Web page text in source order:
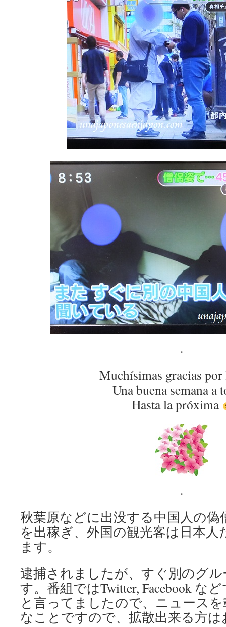
.
Muchísimas gracias por
Una buena semana a
Hasta la próxima
.
秋葉原などに出没する中国人の偽
を出稼ぎ、外国の観光客は日本
ます。
逮捕されましたが、すぐ別のグ
す。番組ではTwitter, Facebook な
と言ってましたので、ニュース
なことですので、拡散出来る方